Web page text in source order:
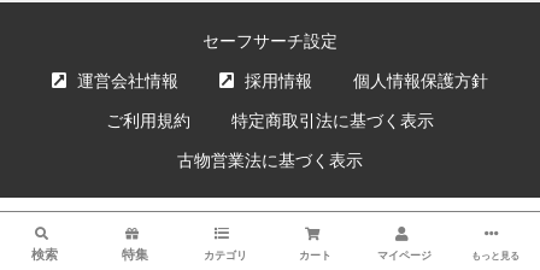
セーフサーチ設定
運営会社情報 採用情報 個人情報保護方針
ご利用規約 特定商取引法に基づく表示
古物営業法に基づく表示
複製、無断転載を禁止します。
© XPRICE Inc. All Rights Reserved.
検索 特集 カテゴリ カート マイページ もっと見る
検索